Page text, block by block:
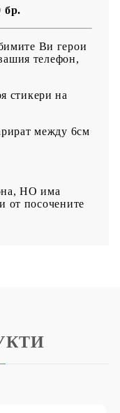
бр.
Ви герои
телефон,
стикери на
между 6см
НО има
от посочените